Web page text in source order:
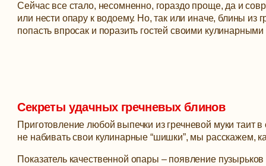
Сейчас все стало, несомненно, гораздо проще, да и
или нести опару к водоему. Но, так или иначе, блины
попасть впросак и поразить гостей своими
Секреты удачных гречневых блинов
Приготовление любой выпечки из гречневой муки
не набивать свои кулинарные “шишки”, мы расскажем,
Показатель качественной опары – появление